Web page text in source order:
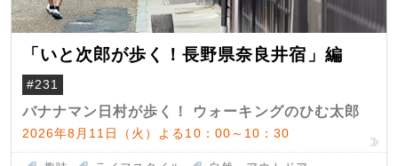
「いと次郎が歩く！長野県奈良井宿」編
#231
バナナマン日村が歩く！ ウォーキングのひむ太郎
2026年8月11日（火）よる10：00～10：30